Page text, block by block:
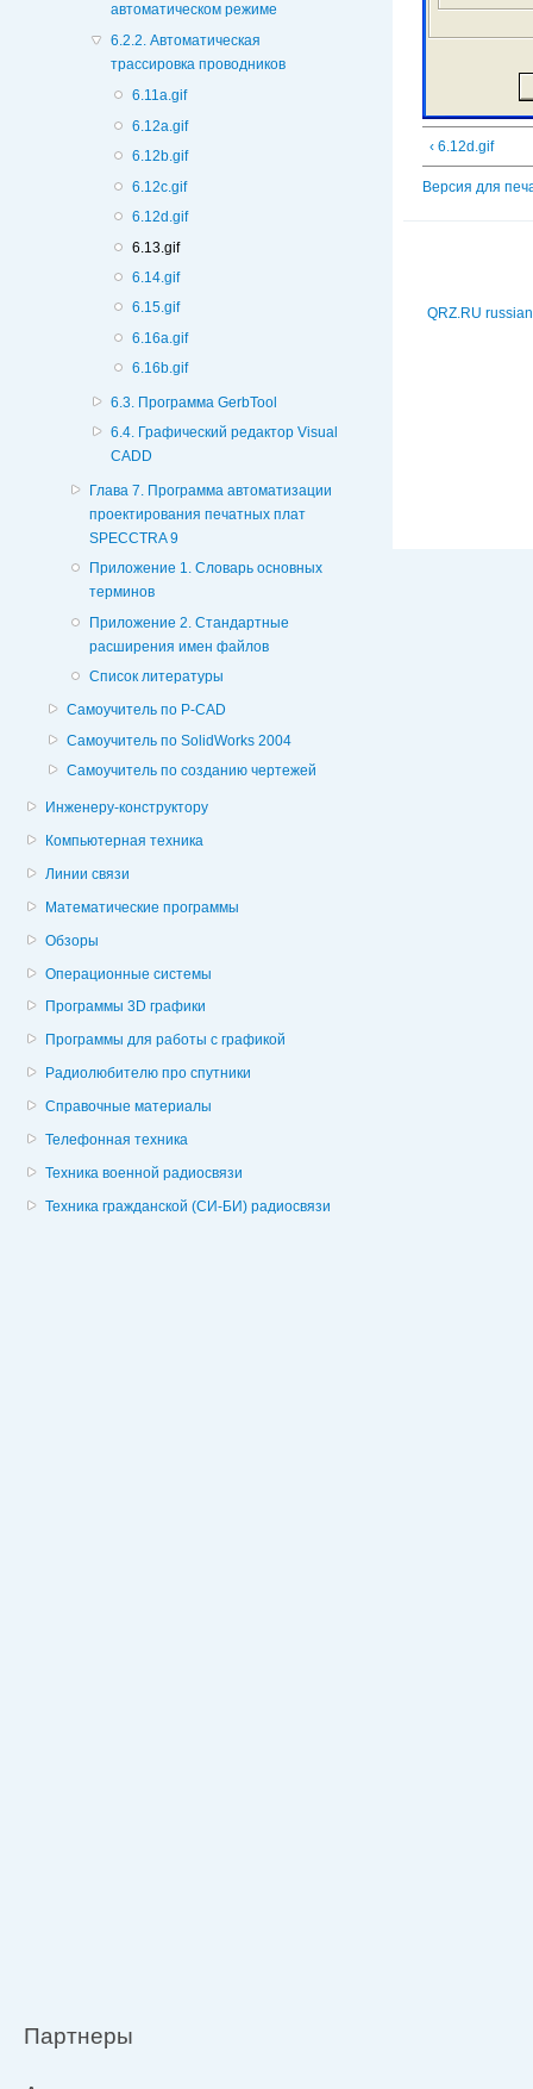
автоматическом режиме
6.2.2. Автоматическая
трассировка проводников
6.11a.gif
6.12a.gif
6.12b.gif
6.12c.gif
6.12d.gif
6.13.gif
6.14.gif
6.15.gif
6.16a.gif
6.16b.gif
6.3. Программа GerbTool
6.4. Графический редактор Visual
CADD
Глава 7. Программа автоматизации
проектирования печатных плат
SPECCTRA 9
Приложение 1. Словарь основных
терминов
Приложение 2. Стандартные
расширения имен файлов
Список литературы
Самоучитель по P-CAD
Самоучитель по SolidWorks 2004
Самоучитель по созданию чертежей
Инженеру-конструктору
Компьютерная техника
Линии связи
Математические программы
Обзоры
Операционные системы
Программы 3D графики
Программы для работы с графикой
Радиолюбителю про спутники
Справочные материалы
Телефонная техника
Техника военной радиосвязи
Техника гражданской (СИ-БИ) радиосвязи
Партнеры
‹ 6.12d.gif
Версия для
QRZ.RU